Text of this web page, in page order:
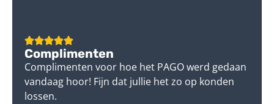
Complimenten
Complimenten voor hoe het PAGO werd gedaan
vandaag hoor! Fijn dat jullie het zo op konden
lossen.